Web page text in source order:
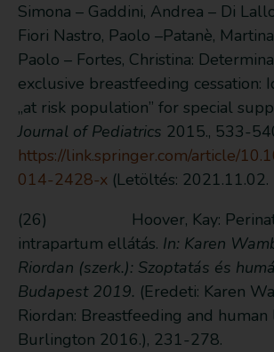
Simona – Gaddini, Andrea – Di
Fiori Nastro, Paolo –Patanè,
Paolo – Fortes, Christina:
exclusive breastfeeding cessation:
„at risk population” for special
Journal of Pediatrics 2015., 533-
https://link.springer.com/article/
014-2428-x (Letöltés: 2021.11.02.
(26) Hoover, Kay:
intrapartum ellátás. In: Karen
Riordan (szerk.): Szoptatás és
Budapest 2019. (Eredeti: Karen
Riordan: Breastfeeding and human
Burlington 2016.), 231-278.